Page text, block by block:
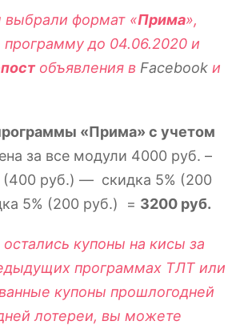
формат «Прима»,
программу до 04.06.2020 и
объявления в Facebook и
«Прима» с учетом
за все модули 4000 руб. –
(400 руб.) — скидка 5% (200
5% (200 руб.) = 3200 руб.
остались купоны на кисы за
программах ТЛТ или
купоны прошлогодней
лотереи, вы можете